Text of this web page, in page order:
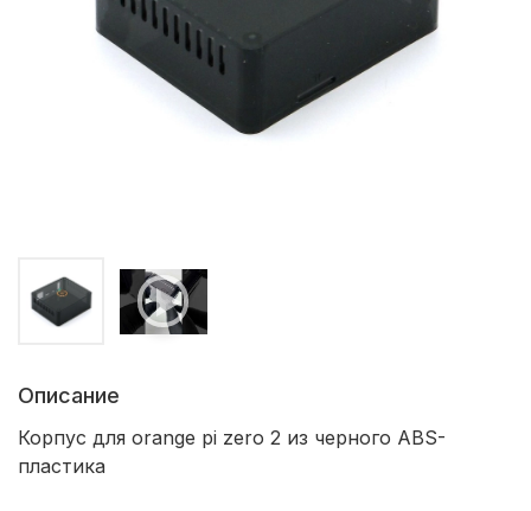
Описание
Корпус для orange pi zero 2 из черного ABS-
пластика